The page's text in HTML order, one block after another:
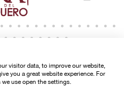
visitor data, to improve our website,
you a great website experience. For
use open the settings.